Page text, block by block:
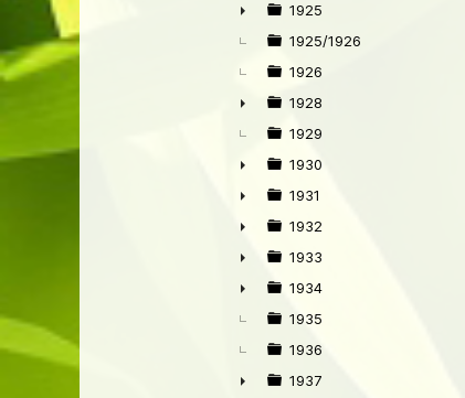
►
►
1925
1925/1926
1926
►
1928
1929
►
1930
►
1931
►
1932
►
1933
►
1934
1935
1936
1937